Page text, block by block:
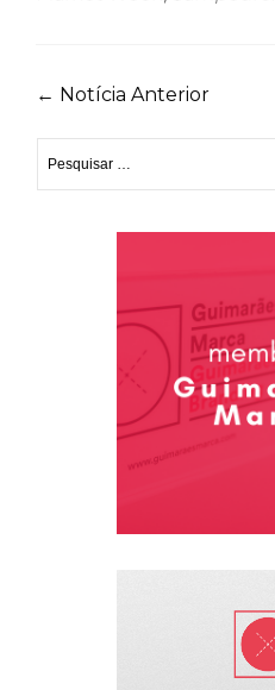
Navegação
de
artigos
← Notícia Anterior
por: